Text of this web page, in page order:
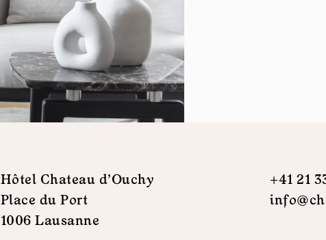
Hôtel Chateau d'Ouchy
Place du Port
1006 Lausanne
+41 21